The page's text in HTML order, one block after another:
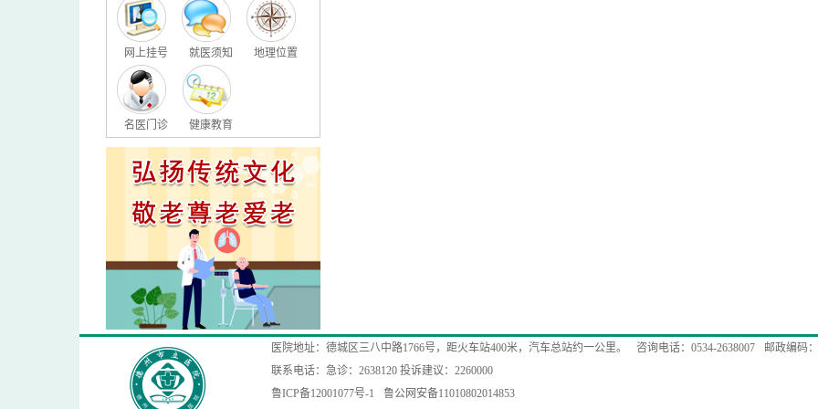
网上挂号 就医须知 地理位置
名医门诊 健康教育
医院地址：德城区三八中路1766号，距火车站400米，汽车总站约一公里。 咨询电话：0534-2638007
邮政编码
联系电话：急诊：2638120 投诉建议：2260000
鲁ICP备12001077号-1
鲁公网安备11010802014853